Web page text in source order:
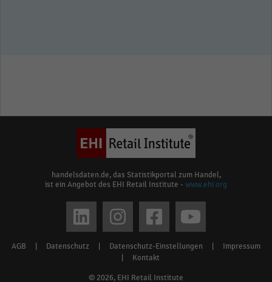
handelsdaten.de, das Statistikportal zum Handel,
ist ein Angebot des EHI Retail Institute - www.ehi.org
© 2026, EHI Retail Institute
Footer
AGB Datenschutz Datenschutz-Einstellungen
Impressum
Kontakt